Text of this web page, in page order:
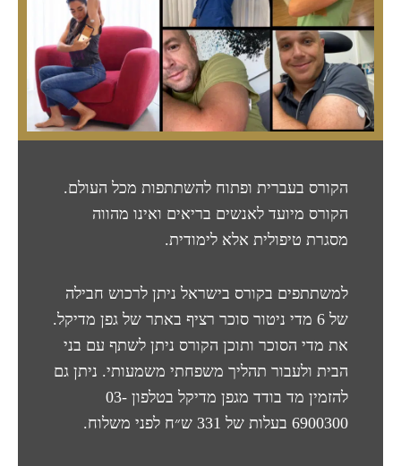
הקורס בעברית ופתוח להשתתפות מכל העולם.
הקורס מיועד לאנשים בריאים ואינו מהווה
מסגרת טיפולית אלא לימודית.
למשתתפים בקורס בישראל ניתן לרכוש חבילה
של 6 מדי ניטור סוכר רציף באתר של גפן מדיקל.
את מדי הסוכר ותוכן הקורס ניתן לשתף עם בני
הבית ולעבור תהליך משפחתי משמעותי. ניתן גם
להזמין מד בודד מגפן מדיקל בטלפון 03-
6900300 בעלות של 331 ש״ח לפני משלוח.